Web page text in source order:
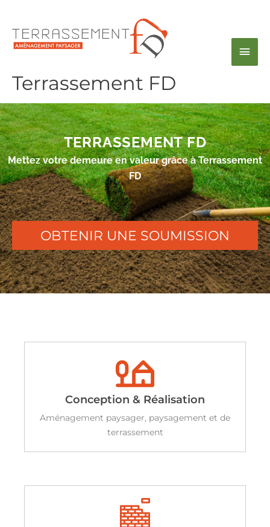
contenu
Terrassement FD
TERRASSEMENT FD
Mettez votre demeure en valeur grâce à Terrassement
FD
OBTENIR UNE SOUMISSION
Conception & Réalisation
Aménagement paysager, paysagement et de
terrassement